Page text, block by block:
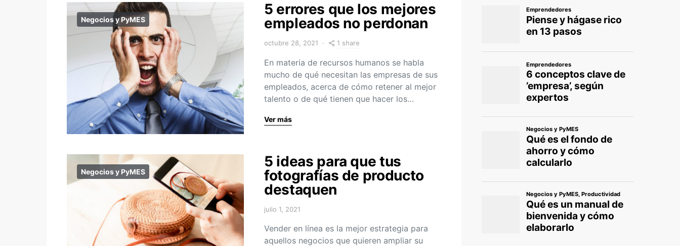
Negocios y PyMES
5 errores que los mejores
empleados no perdonan
octubre 28, 2021 1 share
En materia de recursos humanos se habla
mucho de qué necesitan las empresas de sus
empleados, acerca de cómo retener al mejor
talento o de qué tienen que hacer los…
Ver más
Negocios y PyMES
5 ideas para que tus
fotografías de producto
destaquen
julio 1, 2021
Vender en línea es la mejor estrategia para
aquellos negocios que quieren ampliar su